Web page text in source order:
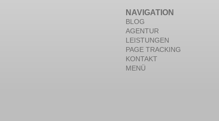
NAVIGATION
BLOG
AGENTUR
LEISTUNGEN
PAGE TRACKING
KONTAKT
MENÜ